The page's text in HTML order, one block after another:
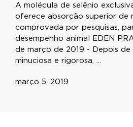
A molécula de selênio
oferece absorção superior de
comprovada por pesquisas,
desempenho animal EDEN
de março de 2019 - Depois de
minuciosa e rigorosa, ...
março 5, 2019